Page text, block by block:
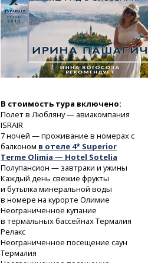
В стоимость тура включено:
Полет в Любляну — авиакомпания
ISRAIR
7 ночей — проживание в номерах с
балконом в отеле 4* Superior
Terme Olimia — Hotel Sotelia
Полупансион — завтраки и ужины
Каждый день свежие фрукты
и бутылка минеральной воды
в номере на курорте Олимие
Неограниченное купание
в термальных бассейнах Термалия
Релакс
Неограниченное посещение саун
Термалия